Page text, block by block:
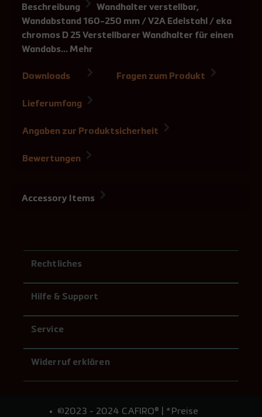
Beschreibung
Wandhalter verstellbar,
Wandabstand 160-250 mm / V2A Edelstahl / eka
chromos D 25 Verstellbarer Wandhalter für einen
Wandabs… Mehr
Downloads Fragen zum Produkt
Lieferumfang
Angaben zur Produktsicherheit
Bewertungen
Accessory Items
Rechtliches
Hilfe & Support
Service
Widerruf erklären
©2023 - 2024 CAFIRO® | *Preise